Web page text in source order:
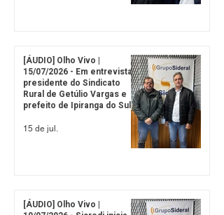
[ÁUDIO] Olho Vivo |
15/07/2026 - Em entrevista,
presidente do Sindicato
Rural de Getúlio Vargas e
prefeito de Ipiranga do Sul
13º Fórum Norte Gaúcho da
15 de jul.
[ÁUDIO] Olho Vivo |